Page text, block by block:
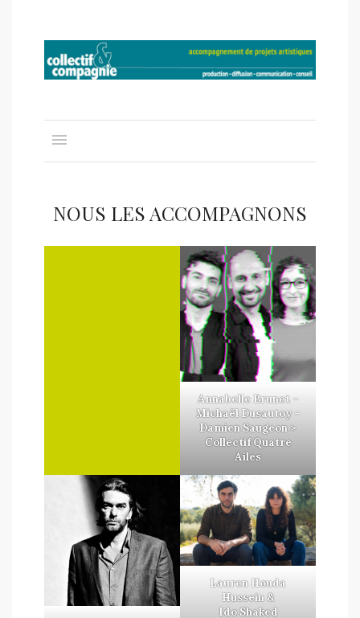
NOUS LES ACCOMPAGNONS
Annabelle Brunet –
Michaël Dusautoy –
Damien Saugeon >
Collectif Quatre
Ailes
Lauren Houda
Hussein &
Ido Shaked